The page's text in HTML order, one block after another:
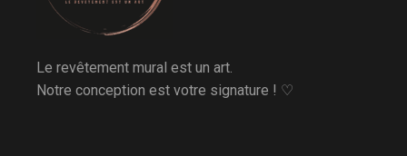
Le revêtement mural est un art.
Notre conception est votre signature ! ♡